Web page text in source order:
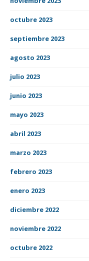
octubre 2023
septiembre 2023
agosto 2023
julio 2023
junio 2023
mayo 2023
abril 2023
marzo 2023
febrero 2023
enero 2023
diciembre 2022
noviembre 2022
octubre 2022